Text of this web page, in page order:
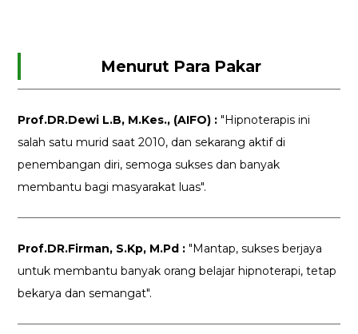
Menurut Para Pakar
Prof.DR.Dewi L.B, M.Kes., (AIFO) :"Hipnoterapis ini
salah satu murid saat 2010, dan sekarang aktif di
penembangan diri, semoga sukses dan banyak
membantu bagi masyarakat luas".
Prof.DR.Firman, S.Kp, M.Pd : "Mantap, sukses berjaya
untuk membantu banyak orang belajar hipnoterapi, tetap
bekarya dan semangat".